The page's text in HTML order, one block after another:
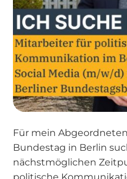
Für mein
Bundestag in Berlin
nächstmöglichen
politische